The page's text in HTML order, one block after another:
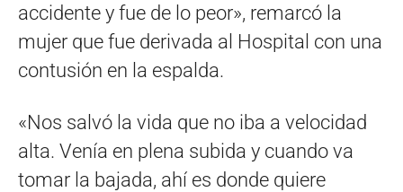
accidente y fue de lo peor», remarcó la
mujer que fue derivada al Hospital con una
contusión en la espalda.
«Nos salvó la vida que no iba a velocidad
alta. Venía en plena subida y cuando va
tomar la bajada, ahí es donde quiere